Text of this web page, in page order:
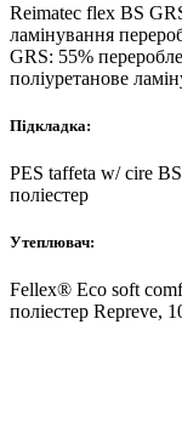
Reimatec flex BS
ламінування
GRS: 55%
поліуретанове
Підкладка:
PES taffeta w/ cire
поліестер
Утеплювач:
Fellex® Eco soft
поліестер Repreve,